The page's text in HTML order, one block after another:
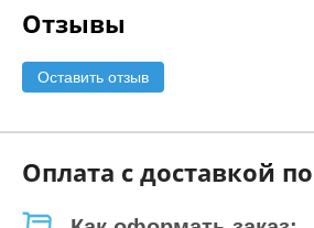
Отзывы
Оставить отзыв
Оплата с доставкой